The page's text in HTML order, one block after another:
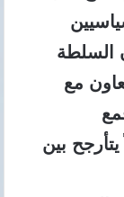
السلطة
“التعاون مع
بين